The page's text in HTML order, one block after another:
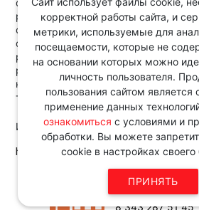
объектами государственной
регионального уровня на
области, дополнен
обосновывающих объемы
работ по акклиматизации и
ресурсов, за исключением
находящихся на особо
территориях федерального
Источник:
http://www.consultant.ru/
корректной работы сайта, и
метрики, используемые для
посещаемости, которые не
на основании которых можно
личность пользователя.
пользования сайтом является
применение данных
ознакомиться с условиями и
обработки. Вы можете
cookie в настройках своего
ПРИНЯТЬ
Звоните по
дни с 9:00 до
8 343 287 51 45